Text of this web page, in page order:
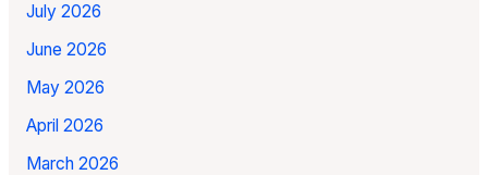
July 2026
June 2026
May 2026
April 2026
March 2026